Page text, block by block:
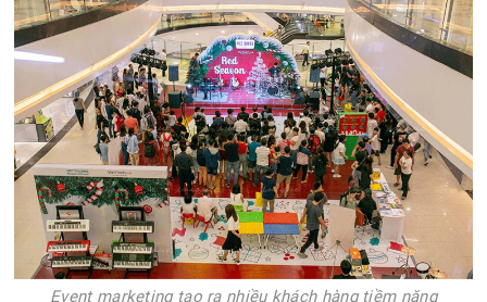
Event marketing tạo ra nhiều khách hàng tiềm năng